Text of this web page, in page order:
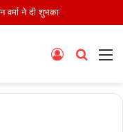
Search
Log